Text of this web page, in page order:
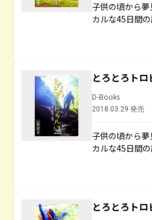
子供の頃から
カルな45日間の
とろとろト
D-Books
2018.03.29 発売
子供の頃から
カルな45日間の
とろとろト